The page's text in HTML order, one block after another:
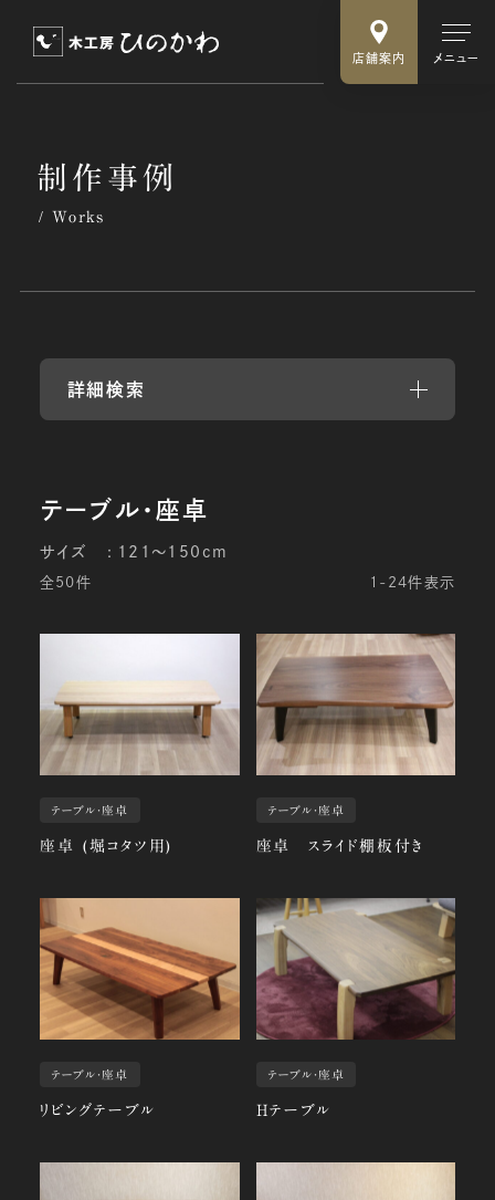
店舗案内 メニュー
制 作 事例
Works
詳細検索
サイズ 121～150cm
全50件 1-24件表示
テーブル・座卓
座卓 (堀コタツ用)
テーブル・座卓
座卓 スライド棚板付き
テーブル・座卓
リビングテーブル
テーブル・座卓
Hテーブル